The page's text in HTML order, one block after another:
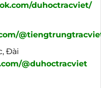
duhoctracviet/
Đài
@duhoctracviet